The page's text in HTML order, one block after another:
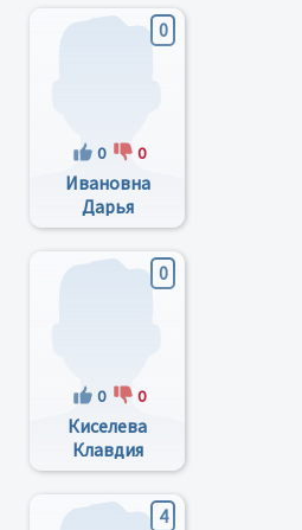
0
0 0
Ивановна
Дарья
Сергеевна
0
0 0
Киселева
Клавдия
Тимофеевна
4